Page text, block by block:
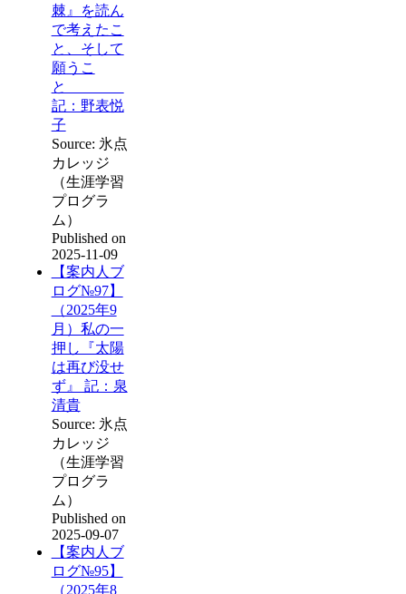
棘』を読ん
で考えたこ
と、そして
願うこ
と
記：野表悦
子
Source: 氷点
カレッジ
（生涯学習
プログラ
ム）
Published on
2025-11-09
【案内人ブ
ログ№97】
（2025年9
月）私の一
押し『太陽
は再び没せ
ず』 記：泉
清貴
Source: 氷点
カレッジ
（生涯学習
プログラ
ム）
Published on
2025-09-07
【案内人ブ
ログ№95】
（2025年8